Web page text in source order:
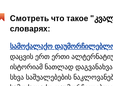
Смотреть что такое
словарях:
სამოქალაქო
დაცვის ერთ ერთი
ისტორიამ ნათლად
სხვა საშუალებების